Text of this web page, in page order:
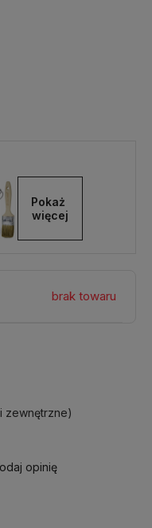
Pokaż
więcej
brak towaru
zewnętrzne)
opinię